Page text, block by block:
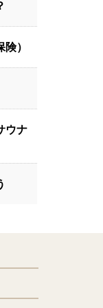
）
ウナ